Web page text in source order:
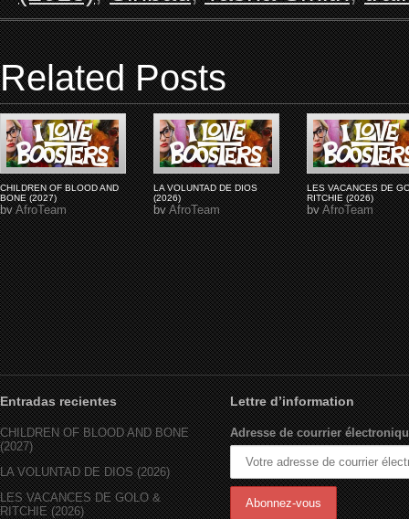
Related Posts
CHILDREN OF BLOOD AND
BONE (2027)
byAfroTeam
LA VOLUNTAD DE DIOS
(2026)
byAfroTeam
LES VACANCES DE
RITCHIE (2026)
byAfroTeam
Entradas recientes
CHILDREN OF BLOOD AND BONE
(2027)
LA VOLUNTAD DE DIOS (2026)
LES VACANCES DE GOLO &
RITCHIE (2026)
Lettre d’information
Adresse de courrier